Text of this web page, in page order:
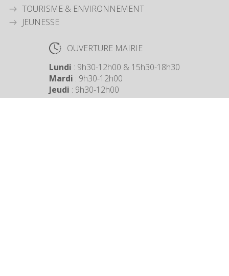
TOURISME & ENVIRONNEMENT
JEUNESSE
OUVERTURE MAIRIE
Lundi : 9h30-12h00 & 15h30-18h30
Mardi : 9h30-12h00
Jeudi : 9h30-12h00
Vendredi: 9h30-12h00